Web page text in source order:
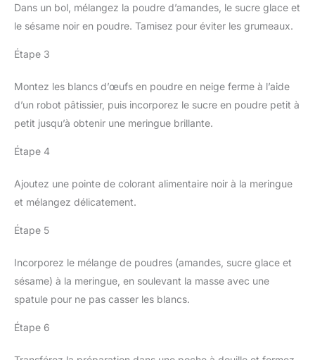
Dans un bol, mélangez la poudre d’amandes, le sucre glace et
le sésame noir en poudre. Tamisez pour éviter les grumeaux.
Étape 3
Montez les blancs d’œufs en poudre en neige ferme à l’aide
d’un robot pâtissier, puis incorporez le sucre en poudre petit à
petit jusqu’à obtenir une meringue brillante.
Étape 4
Ajoutez une pointe de colorant alimentaire noir à la meringue
et mélangez délicatement.
Étape 5
Incorporez le mélange de poudres (amandes, sucre glace et
sésame) à la meringue, en soulevant la masse avec une
spatule pour ne pas casser les blancs.
Étape 6